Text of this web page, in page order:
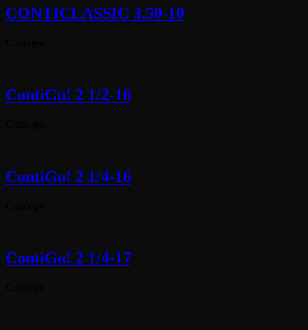
CONTICLASSIC 3.50-10
ContiGo! 2 1/2-16
ContiGo! 2 1/4-16
ContiGo! 2 1/4-17